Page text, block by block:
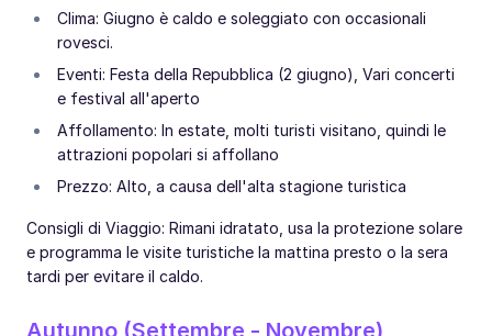
Clima: Giugno è caldo e soleggiato con occasionali
rovesci.
Eventi: Festa della Repubblica (2 giugno), Vari concerti
e festival all'aperto
Affollamento: In estate, molti turisti visitano, quindi le
attrazioni popolari si affollano
Prezzo: Alto, a causa dell'alta stagione turistica
Consigli di Viaggio: Rimani idratato, usa la protezione solare
e programma le visite turistiche la mattina presto o la sera
tardi per evitare il caldo.
Autunno (Settembre - Novembre)